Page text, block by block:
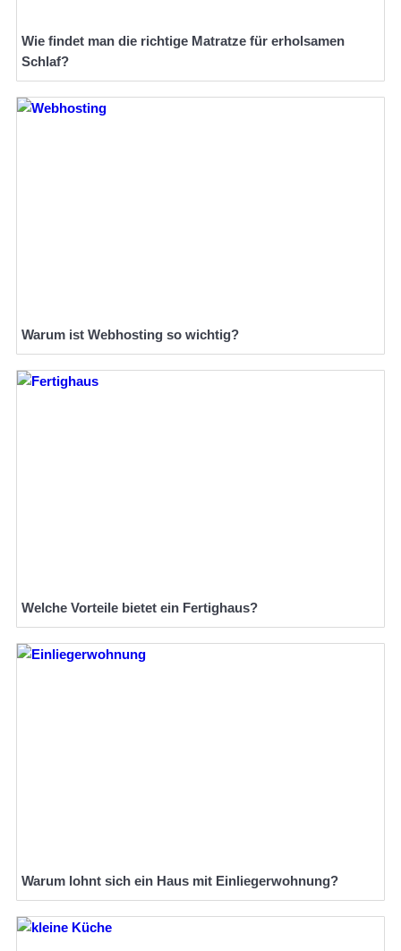
Wie findet man die richtige Matratze für erholsamen
Schlaf?
Warum ist Webhosting so wichtig?
Welche Vorteile bietet ein Fertighaus?
Warum lohnt sich ein Haus mit Einliegerwohnung?